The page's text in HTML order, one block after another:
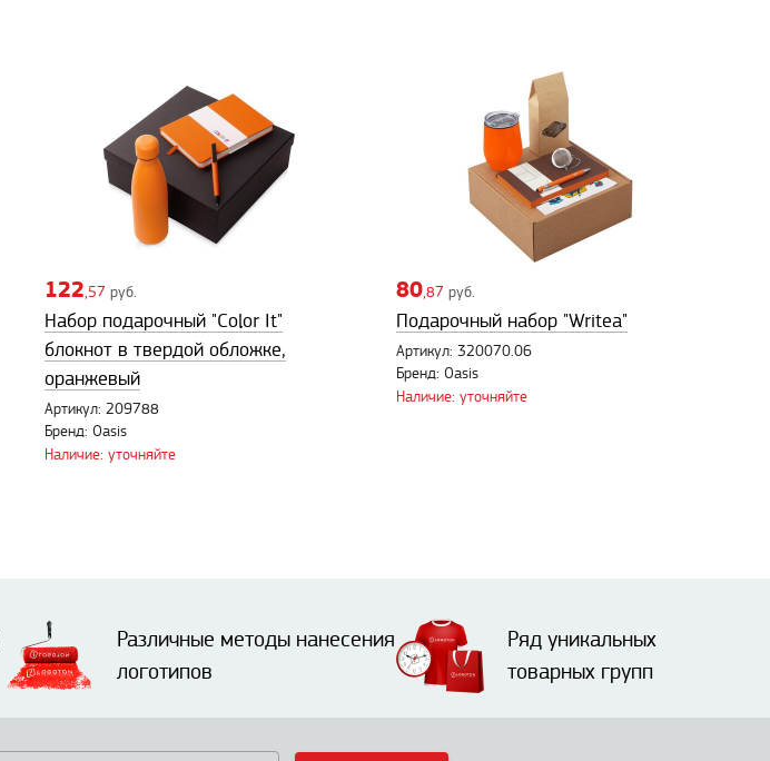
122,57 руб.
Набор подарочный "Color It"
блокнот в твердой обложке,
оранжевый
Артикул: 209788
Бренд: Oasis
Наличие: уточняйте
80,87 руб.
Подарочный набор "Writea"
Артикул: 320070.06
Бренд: Oasis
Наличие: уточняйте
Различные методы нанесения
логотипов
Ряд уникальных
товарных групп